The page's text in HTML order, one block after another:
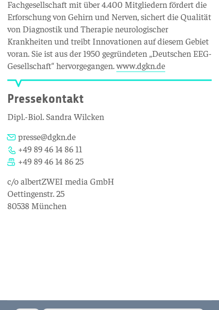
Fachgesellschaft mit über 4.400 Mitgliedern fördert die
Erforschung von Gehirn und Nerven, sichert die Qualität
von Diagnostik und Therapie neurologischer
Krankheiten und treibt Innovationen auf diesem Gebiet
voran. Sie ist aus der 1950 gegründeten „Deutschen EEG-
Gesellschaft“ hervorgegangen.www.dgkn.de
Pressekontakt
Dipl.-Biol. Sandra Wilcken
presse@dgkn.de
+49 89 46 14 86 11
+49 89 46 14 86 25
c/o albertZWEI media GmbH
Oettingenstr. 25
80538 München